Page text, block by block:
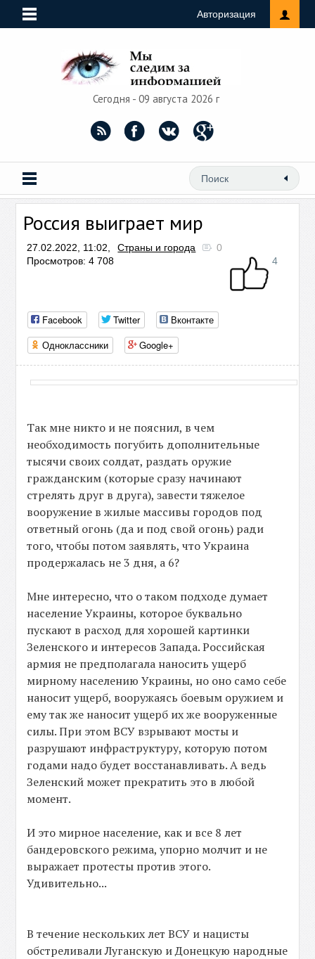
Авторизация
Сегодня - 09 августа 2026 г
Россия выиграет мир
27.02.2022, 11:02, Страны и города
0
Просмотров: 4 708
4
Facebook Twitter
Вконтакте
Одноклассники
Google+
Так мне никто и не пояснил, в чем
необходимость погубить дополнительные
тысячи своих солдат, раздать оружие
гражданским (которые сразу начинают
стрелять друг в друга), завести тяжелое
вооружение в жилые массивы городов под
ответный огонь (да и под свой огонь) ради
того, чтобы потом заявлять, что Украина
продержалась не 3 дня, а 6?
Мне интересно, что о таком подходе думает
население Украины, которое буквально
пускают в расход для хорошей картинки
Зеленского и интересов Запада. Российская
армия не предполагала наносить ущерб
мирному населению Украины, но оно само себе
наносит ущерб, вооружаясь боевым оружием и
ему так же наносит ущерб их же вооруженные
силы. При этом ВСУ взрывают мосты и
разрушают инфраструктуру, которую потом
годами надо будет восстанавливать. А ведь
Зеленский может прекратить это в любой
момент.
И это мирное население, как и все 8 лет
бандеровского режима, упорно молчит и не
выражает протесты против этого.
Удивительно...
В течение нескольких лет ВСУ и нацисты
обстреливали Луганскую и Донецкую народные